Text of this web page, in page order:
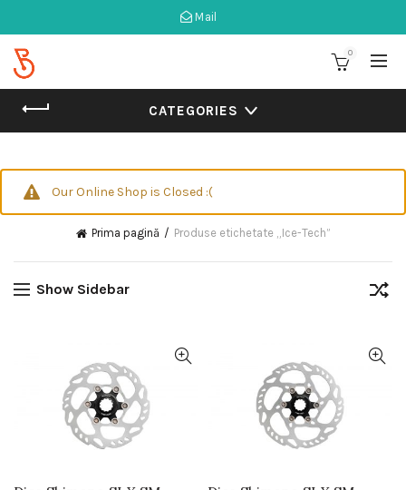
Mail
0
CATEGORIES
Our Online Shop is Closed :(
Prima pagină Produse etichetate „Ice-Tech”
Show Sidebar